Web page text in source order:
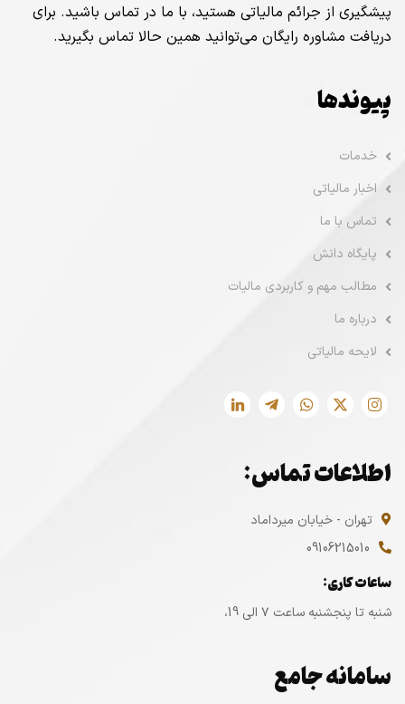
پیشگیری از جرائم مالیاتی هستید، با ما در تماس باشید. برای
دریافت مشاوره رایگان می‌توانید همین حالا تماس بگیرید.
پیوندها
خدمات
اخبار مالیاتی
تماس با ما
پایگاه دانش
مطالب مهم و کاربردی مالیات
درباره ما
لایحه مالیاتی
اطلاعات تماس:
تهران - خیابان میرداماد
09106215010
ساعات کاری:
شنبه تا پنجشنبه ساعت ۷ الی 19،
سامانه جامع